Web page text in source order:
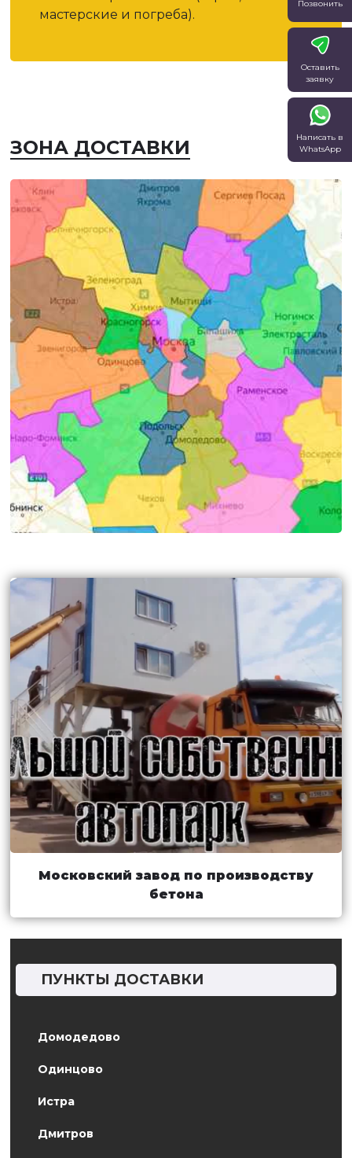
ПУНКТЫ ДОСТАВКИ
Домодедово
Одинцово
Истра
Дмитров
мастерские и погреба).
ЗОНА ДОСТАВКИ
Московский завод по производству
бетона
Позвонить
Оставить
заявку
Написать в
WhatsApp